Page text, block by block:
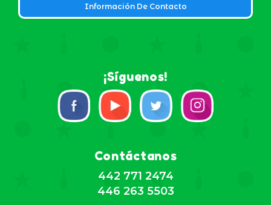
Información De Contacto
¡Síguenos!
Contáctanos
442 771 2474
446 263 5503